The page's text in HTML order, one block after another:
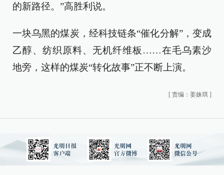
的新路径。”高胜利说。
一块乌黑的煤炭，经科技链条“催化分解”，变成
乙醇、纺织原料、无机纤维板……在毛乌素沙
地旁，这样的煤炭“转化故事”正不断上演。
[ 责编：姜姝琪 ]